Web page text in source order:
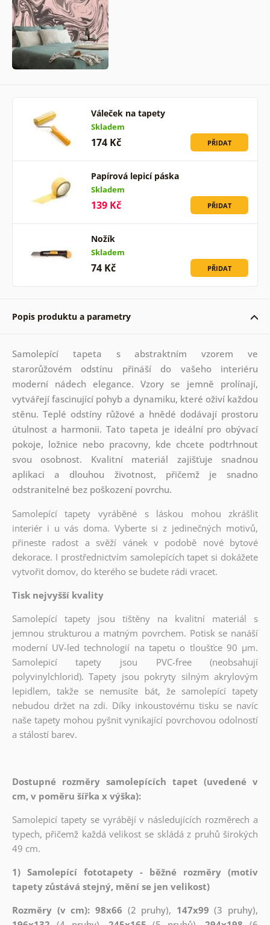
Váleček na tapety
Skladem
174 Kč PŘIDAT
Papírová lepicí páska
Skladem
139 Kč PŘIDAT
Nožík
Skladem
74 Kč PŘIDAT
Popis produktu a parametry
Samolepící tapeta s abstraktním vzorem ve
starorůžovém odstínu přináší do vašeho interiéru
moderní nádech elegance. Vzory se jemně prolínají,
vytvářejí fascinující pohyb a dynamiku, které oživí každou
stěnu. Teplé odstíny růžové a hnědé dodávají prostoru
útulnost a harmonii. Tato tapeta je ideální pro obývací
pokoje, ložnice nebo pracovny, kde chcete podtrhnout
svou osobnost. Kvalitní materiál zajišťuje snadnou
aplikaci a dlouhou životnost, přičemž je snadno
odstranitelné bez poškození povrchu.
Samolepící tapety vyráběné s láskou mohou zkrášlit
interiér i u vás doma. Vyberte si z jedinečných motivů,
přineste radost a svěží vánek v podobě nové bytové
dekorace. I prostřednictvím samolepících tapet si dokážete
vytvořit domov, do kterého se budete rádi vracet.
Tisk nejvyšší kvality
Samolepící tapety jsou tištěny na kvalitní materiál s
jemnou strukturou a matným povrchem. Potisk se nanáší
moderní UV-led technologií na tapetu o tloušťce 90 µm.
Samolepicí tapety jsou PVC-free (neobsahují
polyvinylchlorid). Tapety jsou pokryty silným akrylovým
lepidlem, takže se nemusíte bát, že samolepící tapety
nebudou držet na zdi. Díky inkoustovému tisku se navíc
naše tapety mohou pyšnit vynikající povrchovou odolností
a stálostí barev.
Dostupné rozměry samolepících tapet (uvedené v
cm, v poměru šířka x výška):
Samolepicí tapety se vyrábějí v následujících rozměrech a
typech, přičemž každá velikost se skládá z pruhů širokých
49 cm.
1) Samolepící fototapety - běžné rozměry (motiv
tapety zůstává stejný, mění se jen velikost)
Rozměry (v cm): 98x66 (2 pruhy), 147x99 (3 pruhy),